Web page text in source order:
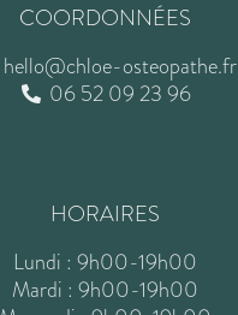
COORDONNÉES
hello@chloe-osteopathe.fr
06 52 09 23 96
HORAIRES
Lundi : 9h00-19h00
Mardi : 9h00-19h00